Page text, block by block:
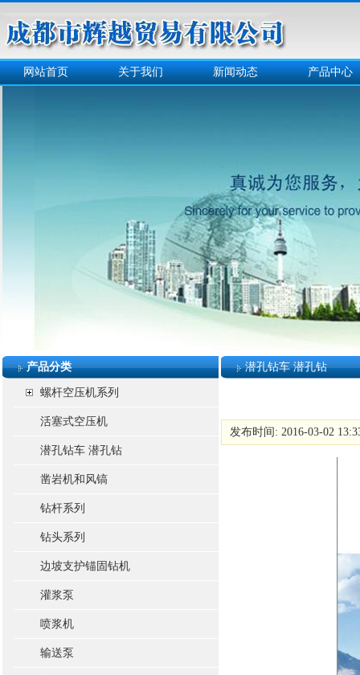
网站首页 关于我们 新闻动态 产品中心
产品分类
螺杆空压机系列
活塞式空压机
潜孔钻车 潜孔钻
凿岩机和风镐
钻杆系列
钻头系列
边坡支护锚固钻机
灌浆泵
喷浆机
输送泵
潜孔钻车 潜孔钻
发布时间: 2016-03-02